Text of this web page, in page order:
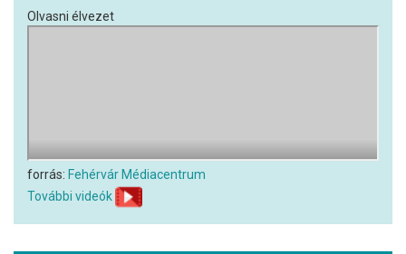
Olvasni élvezet
forrás: Fehérvár Médiacentrum
További videók